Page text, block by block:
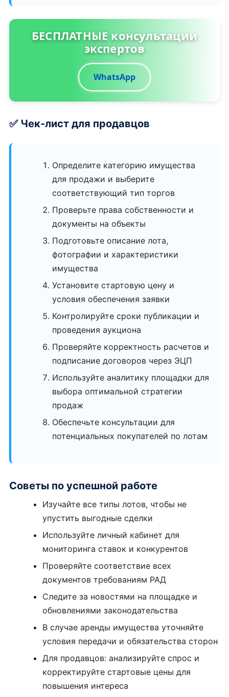
БЕСПЛАТНЫЕ консультации
экспертов
WhatsApp
✅ Чек-лист для продавцов
Определите категорию имущества
для продажи и выберите
соответствующий тип торгов
Проверьте права собственности и
документы на объекты
Подготовьте описание лота,
фотографии и характеристики
имущества
Установите стартовую цену и
условия обеспечения заявки
Контролируйте сроки публикации и
проведения аукциона
Проверяйте корректность расчетов и
подписание договоров через ЭЦП
Используйте аналитику площадки для
выбора оптимальной стратегии
продаж
Обеспечьте консультации для
потенциальных покупателей по лотам
Советы по успешной работе
Изучайте все типы лотов, чтобы не
упустить выгодные сделки
Используйте личный кабинет для
мониторинга ставок и конкурентов
Проверяйте соответствие всех
документов требованиям РАД
Следите за новостями на площадке и
обновлениями законодательства
В случае аренды имущества уточняйте
условия передачи и обязательства сторон
Для продавцов: анализируйте спрос и
корректируйте стартовые цены для
повышения интереса